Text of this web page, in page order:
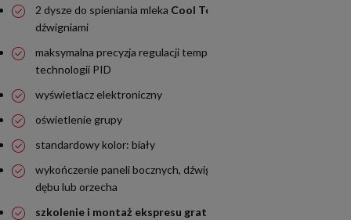
2 dysze do spieniania mleka Cool Touch
dźwigniami
maksymalna precyzja regulacji temperatury z wykorzystaniem
technologii PID
wyświetlacz elektroniczny
oświetlenie grupy
standardowy kolor: biały
wykończenie paneli bocznych, dźwigni oraz kolb w kolorze
dębu lub orzecha
szkolenie i montaż ekspresu gratis na terenie całej Polski